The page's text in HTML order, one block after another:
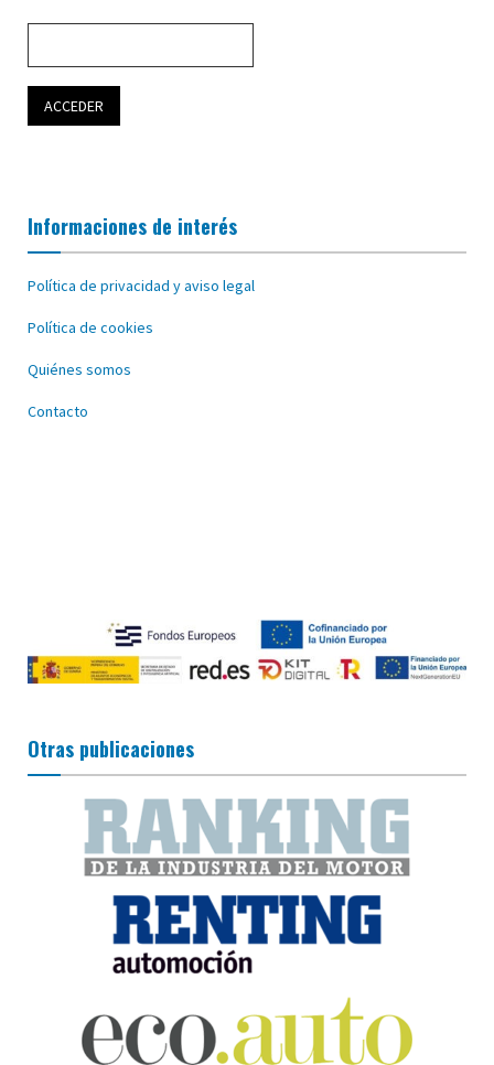
Informaciones de interés
Política de privacidad y aviso legal
Política de cookies
Quiénes somos
Contacto
Otras publicaciones